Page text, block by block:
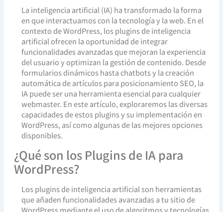
La inteligencia artificial (IA) ha transformado la forma
en que interactuamos con la tecnología y la web. En el
contexto de WordPress, los plugins de inteligencia
artificial ofrecen la oportunidad de integrar
funcionalidades avanzadas que mejoran la experiencia
del usuario y optimizan la gestión de contenido. Desde
formularios dinámicos hasta chatbots y la creación
automática de artículos para posicionamiento SEO, la
IA puede ser una herramienta esencial para cualquier
webmaster. En este artículo, exploraremos las diversas
capacidades de estos plugins y su implementación en
WordPress, así como algunas de las mejores opciones
disponibles.
¿Qué son los Plugins de IA para
WordPress?
Los plugins de inteligencia artificial son herramientas
que añaden funcionalidades avanzadas a tu sitio de
WordPress mediante el uso de algoritmos y tecnologías